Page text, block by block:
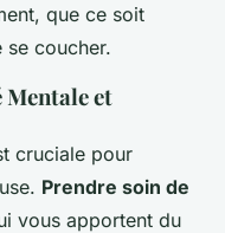
que ce soit
se coucher.
Mentale et
cruciale pour
Prendre soin de
vous apportent du